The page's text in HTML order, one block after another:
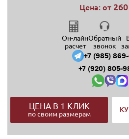
Цена: от
Он-лайн
расчет
Обратный
звонок
+7 (985)
+7 (920) 805-
ЦЕНА В 1 КЛИК
по своим размерам